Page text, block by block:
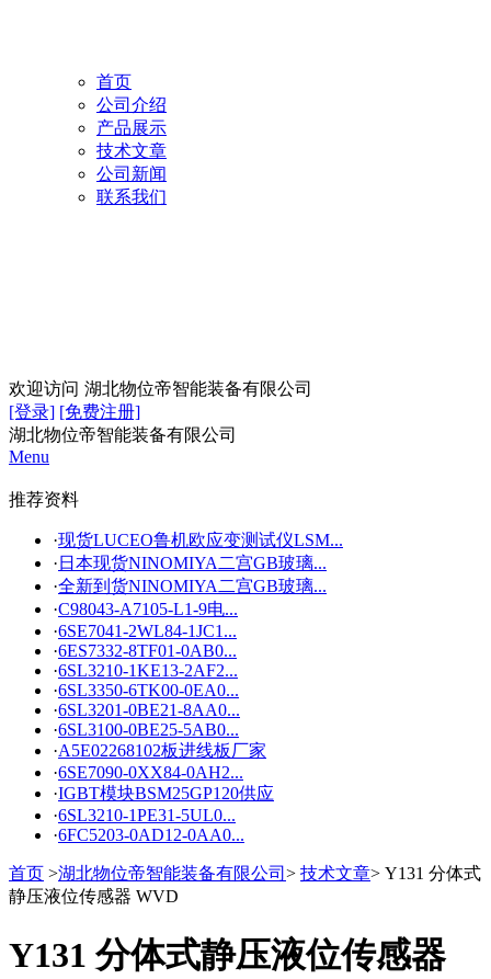
首页
公司介绍
产品展示
技术文章
公司新闻
联系我们
欢迎访问 湖北物位帝智能装备有限公司
[登录] [免费注册]
湖北物位帝智能装备有限公司
Menu
推荐资料
·现货LUCEO鲁机欧应变测试仪LSM...
· 日本现货NINOMIYA二宫GB玻璃...
·全新到货NINOMIYA二宫GB玻璃...
·C98043-A7105-L1-9电...
·6SE7041-2WL84-1JC1...
·6ES7332-8TF01-0AB0...
·6SL3210-1KE13-2AF2...
·6SL3350-6TK00-0EA0...
·6SL3201-0BE21-8AA0...
·6SL3100-0BE25-5AB0...
·A5E02268102板进线板厂家
·6SE7090-0XX84-0AH2...
·IGBT模块BSM25GP120供应
·6SL3210-1PE31-5UL0...
·6FC5203-0AD12-0AA0...
首页 >湖北物位帝智能装备有限公司 > 技术文章> Y131 分体式
静压液位传感器 WVD
Y131 分体式静压液位传感器